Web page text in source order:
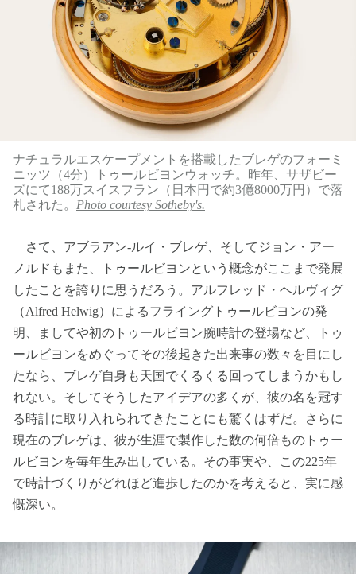
ナチュラルエスケープメントを搭載したブレゲのフォーミ
ニッツ（4分）トゥールビヨンウォッチ。昨年、サザビー
ズにて188万スイスフラン（日本円で約3億8000万円）で落
札された。 Photo courtesy Sotheby's.
さて、アブラアン-ルイ・ブレゲ、そしてジョン・アー
ノルドもまた、トゥールビヨンという概念がここまで発展
したことを誇りに思うだろう。アルフレッド・ヘルヴィグ
（Alfred Helwig）によるフライングトゥールビヨンの発
明、ましてや初のトゥールビヨン腕時計の登場など、トゥ
ールビヨンをめぐってその後起きた出来事の数々を目にし
たなら、ブレゲ自身も天国でくるくる回ってしまうかもし
れない。そしてそうしたアイデアの多くが、彼の名を冠す
る時計に取り入れられてきたことにも驚くはずだ。さらに
現在のブレゲは、彼が生涯で製作した数の何倍ものトゥー
ルビヨンを毎年生み出している。その事実や、この225年
で時計づくりがどれほど進歩したのかを考えると、実に感
慨深い。